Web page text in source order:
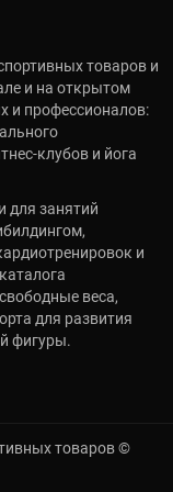
до
решения для
Sport в
официальный
можете подобрать
Sport с
товаров и
и на открытом
и профессионалов:
клубов и йога
для занятий
и
веса,
для развития
фигуры.
товаров ©